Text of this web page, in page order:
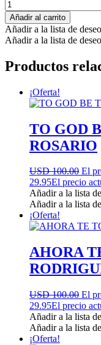
Añadir al carrito
Añadir a la lista de
Añadir a la lista de
Productos
¡Oferta!
TO GOD
ROSARIO
USD 100.00 El
29.95El precio
Añadir a la lista
Añadir a la lista
¡Oferta!
AHORA
USD 100.00 El
29.95El precio
Añadir a la lista
Añadir a la lista
¡Oferta!